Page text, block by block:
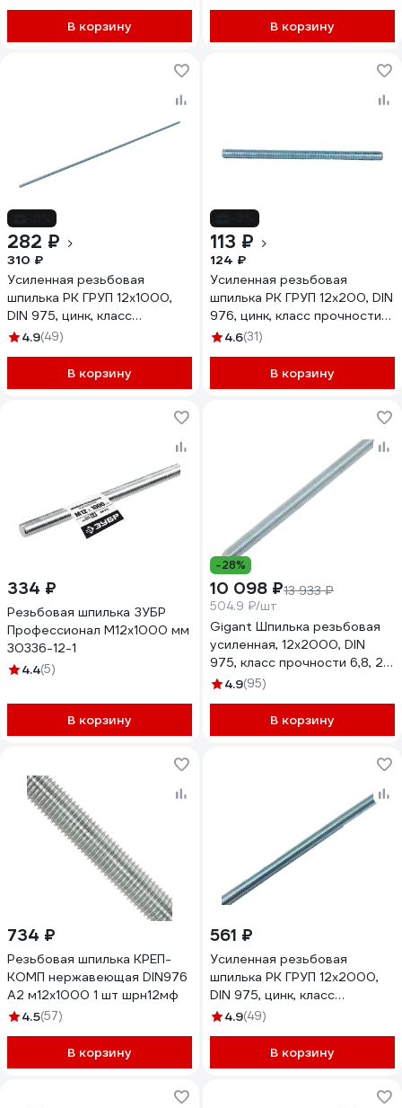
В корзину В корзину
282 ₽
310 ₽
Усиленная резьбовая
шпилька РК ГРУП 12x1000,
DIN 975, цинк, класс
прочности 6,8 РК000003171
4.9(49)
В корзину
113 ₽
124 ₽
Усиленная резьбовая
шпилька РК ГРУП 12x200, DIN
976, цинк, класс прочности
6,8 РКГ00003724
4.6(31)
В корзину
334 ₽
Резьбовая шпилька ЗУБР
Профессионал М12x1000 мм
30336-12-1
4.4(5)
В корзину
-28%
10 098 ₽13 933 ₽
504.9 ₽/шт
Gigant Шпилька резьбовая
усиленная, 12x2000, DIN
975, класс прочности 6,8, 20
шт. GTR-68122000/20
4.9(95)
В корзину
734 ₽
Резьбовая шпилька КРЕП-
КОМП нержавеющая DIN976
А2 м12х1000 1 шт шрн12мф
4.5(57)
В корзину
561 ₽
Усиленная резьбовая
шпилька РК ГРУП 12x2000,
DIN 975, цинк, класс
прочности 6,8
4.9(49)
В корзину